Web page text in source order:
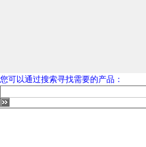
您可以通过搜索寻找需要的产品：